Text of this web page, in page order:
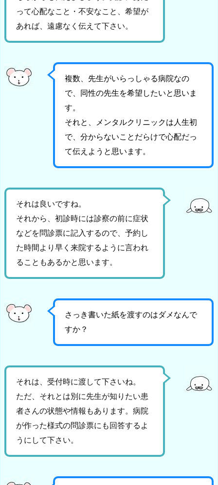
って心配なこと・不安なこと、希望が
あれば、遠慮なく伝えて下さい。
複数、先生がいらっしゃる病院なの
で、同性の先生を希望したいと思いま
す。
それと、メンタルクリニックは人生初
で、分からないことだらけで心配だっ
て伝えようと思います。
それは良いですね。
それから、初診時には診察の前に症状
などを問診票に記入するので、予約し
た時間より早く来院するように言われ
ることもあるかと思います。
さっき書いた紙を渡すのはダメなんで
すか？
それは、受付時に渡して下さいね。
ただ、それとは別に先生が知りたい患
者さんの状態や情報もあります。病院
が作った様式の問診票にも回答するよ
うにして下さい。